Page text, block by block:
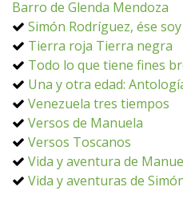
Barro de Glenda Mendoza
Simón Rodríguez, ése
Tierra roja Tierra negra
Todo lo que tiene fines
Una y otra edad:
Venezuela tres tiempos
Versos de Manuela
Versos Toscanos
Vida y aventura de
Vida y aventuras de